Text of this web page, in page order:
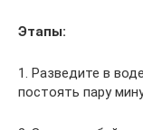
Этапы:
1. Разведите в
постоять пару